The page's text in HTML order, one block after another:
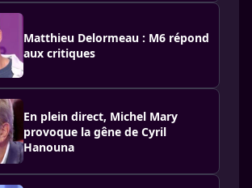
Matthieu Delormeau : M6 répond
aux critiques
En plein direct, Michel Mary
provoque la gêne de Cyril
Hanouna